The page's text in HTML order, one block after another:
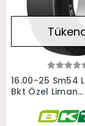
Stokta Yok
16.00-25 Sm54
Bkt Özel Liman